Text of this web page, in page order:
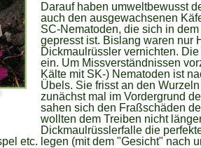
Darauf haben umweltbewusst
auch den ausgewachsenen
SC-Nematoden, die sich in
gepresst ist. Bislang waren nur
Dickmaulrüssler vernichten.
ein. Um Missverständnissen
Kälte mit SK-) Nematoden ist
Übels. Sie frisst an den
zunächst mal im Vordergrund
sahen sich den Fraßschäden
wollten dem Treiben nicht
Dickmaulrüsslerfalle die
etc. legen (mit dem "Gesicht" nach